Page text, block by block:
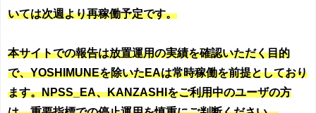
いては次週より再稼働予定です。
本サイトでの報告は放置運用の実績を確認いただく目的
で、YOSHIMUNEを除いたEAは常時稼働を前提としており
ます。NPSS_EA、KANZASHIをご利用中のユーザの方